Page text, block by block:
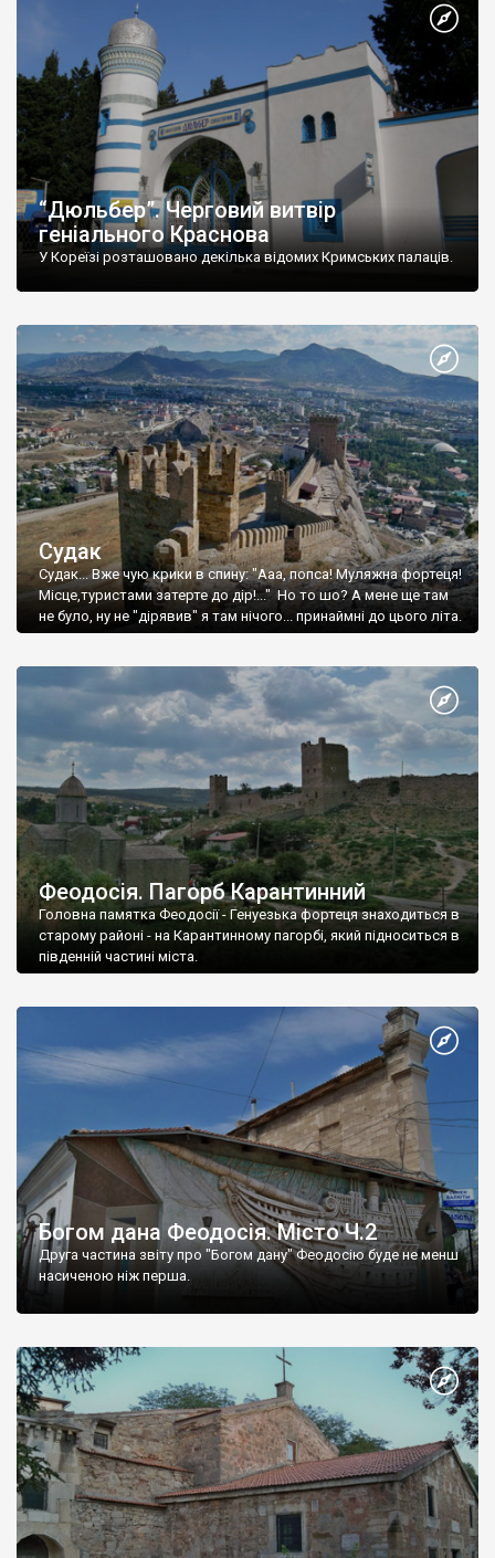
“Дюльбер”. Черговий витвір
геніального Краснова
У Кореїзі розташовано декілька відомих Кримських палаців.
Судак
Судак... Вже чую крики в спину: "Ааа, попса! Муляжна фортеця!
Місце,туристами затерте до дір!..." Но то шо? А мене ще там
не було, ну не "дірявив" я там нічого... принаймні до цього літа.
Феодосія. Пагорб Карантинний
Головна памятка Феодосії - Генуезька фортеця знаходиться в
старому районі - на Карантинному пагорбі, який підноситься в
південній частині міста.
Богом дана Феодосія. Місто Ч.2
Друга частина звіту про "Богом дану" Феодосію буде не менш
насиченою ніж перша.